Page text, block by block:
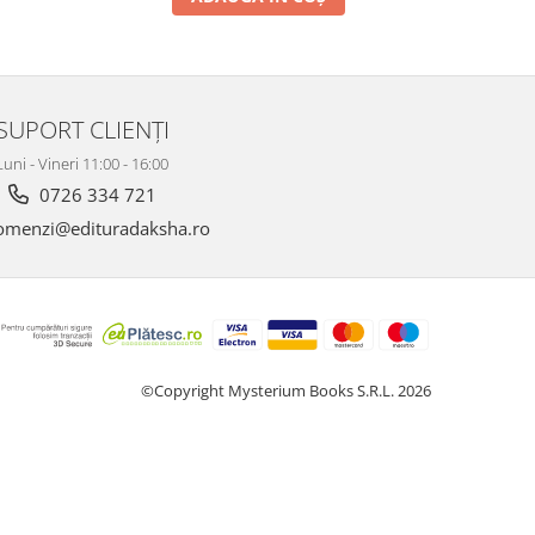
CLIENȚI
- Vineri 11:00 - 16:00
0726 334 721
©Copyright Mysterium Books S.R.L. 2026